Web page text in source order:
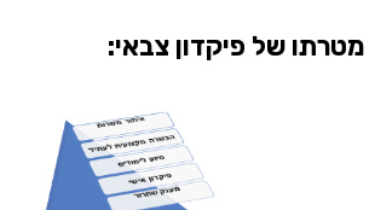
מטרתו של פיקדון צבאי: